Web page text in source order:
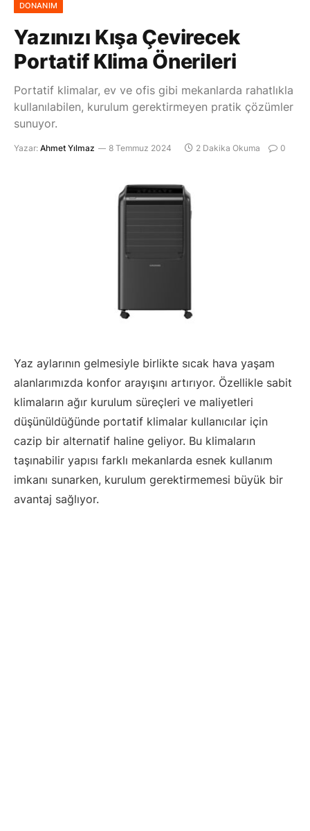
DONANIM
Yazınızı Kışa Çevirecek
Portatif Klima Önerileri
Portatif klimalar, ev ve ofis gibi mekanlarda rahatlıkla
kullanılabilen, kurulum gerektirmeyen pratik çözümler
sunuyor.
Yazar: Ahmet Yılmaz 8 Temmuz 2024 2 Dakika Okuma 0
Yaz aylarının gelmesiyle birlikte sıcak hava yaşam
alanlarımızda konfor arayışını artırıyor. Özellikle sabit
klimaların ağır kurulum süreçleri ve maliyetleri
düşünüldüğünde portatif klimalar kullanıcılar için
cazip bir alternatif haline geliyor. Bu klimaların
taşınabilir yapısı farklı mekanlarda esnek kullanım
imkanı sunarken, kurulum gerektirmemesi büyük bir
avantaj sağlıyor.